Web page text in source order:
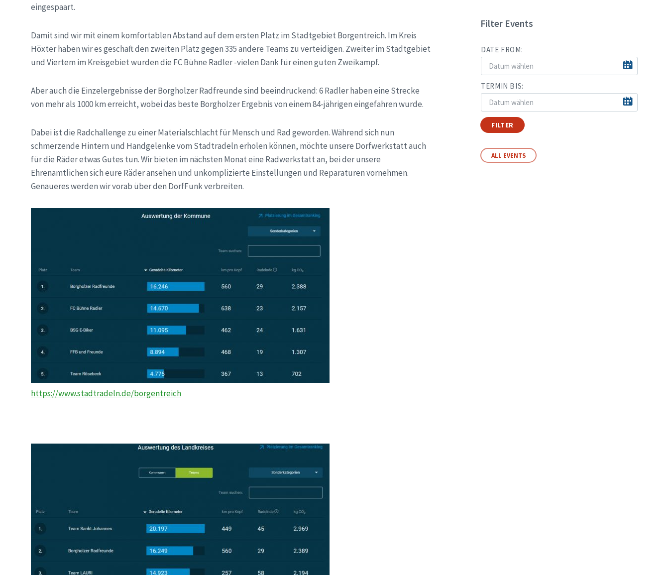
eingespaart.
Damit sind wir mit einem komfortablen Abstand auf dem ersten Platz im Stadtgebiet Borgentreich. Im Kreis
Höxter haben wir es geschaft den zweiten Platz gegen 335 andere Teams zu verteidigen. Zweiter im Stadtgebiet
und Viertem im Kreisgebiet wurden die FC Bühne Radler -vielen Dank für einen guten Zweikampf.
Aber auch die Einzelergebnisse der Borgholzer Radfreunde sind beeindruckend: 6 Radler haben eine Strecke
von mehr als 1000 km erreicht, wobei das beste Borgholzer Ergebnis von einem 84-jährigen eingefahren wurde.
Dabei ist die Radchallenge zu einer Materialschlacht für Mensch und Rad geworden. Während sich nun
schmerzende Hintern und Handgelenke vom Stadtradeln erholen können, möchte unsere Dorfwerkstatt auch
für die Räder etwas Gutes tun. Wir bieten im nächsten Monat eine Radwerkstatt an, bei der unsere
Ehrenamtlichen sich eure Räder ansehen und unkomplizierte Einstellungen und Reparaturen vornehmen.
Genaueres werden wir vorab über den DorfFunk verbreiten.
https://www.stadtradeln.de/borgentreich
Filter Events
DATE FROM:
TERMIN BIS:
FILTER
ALL EVENTS